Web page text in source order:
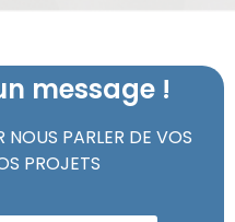
message !
PARLER DE VOS
PROJETS